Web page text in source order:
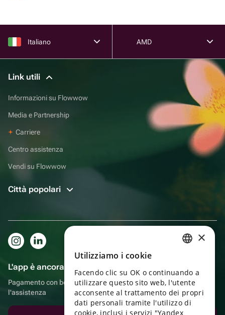
Italiano AMD
Link utili
Informazioni su Flowwow
Media e Partnership
Carriere
Centro assistenza
Vendi su Flowwow
Città popolari
L'app è ancora più comoda!
Pagamento con bonus, autoconsegna, comoda chat con
l'assistenza
ENGLISH
UKRAINIAN
PORTUGUESE
×
Utilizziamo i cookie
Facendo clic su OK o continuando a
utilizzare questo sito web, l'utente
acconsente al trattamento dei propri
dati personali tramite l'utilizzo di
cookie, inclusi i servizi "Yandex